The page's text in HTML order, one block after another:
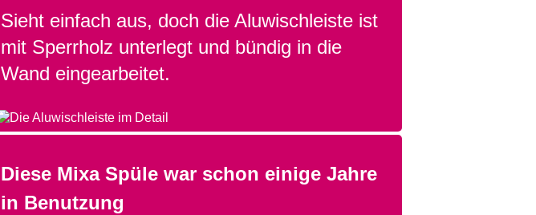
Sieht einfach aus, doch die Aluwischleiste ist
mit Sperrholz unterlegt und bündig in die
Wand eingearbeitet.
Diese Mixa Spüle war schon einige Jahre
in Benutzung